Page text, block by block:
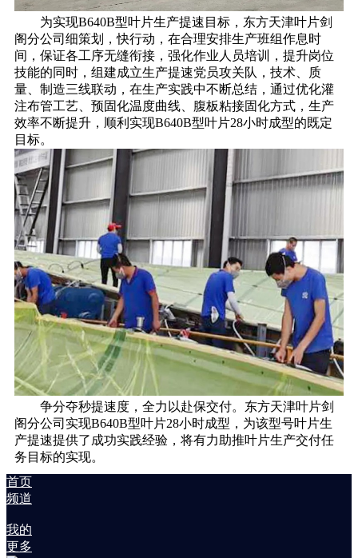
为实现B640B型叶片生产提速目标，东方天津叶片剑
阁分公司细策划，快行动，在合理安排生产班组作息时
间，保证各工序无缝衔接，强化作业人员培训，提升岗位
技能的同时，组建成立生产提速党员攻关队，技术、质
量、制造三线联动，在生产实践中不断总结，通过优化灌
注布管工艺、预固化温度曲线、腹板粘接固化方式，生产
效率不断提升，顺利实现B640B型叶片28小时成型的既定
目标。
争分夺秒提速度，全力以赴保交付。东方天津叶片剑
阁分公司实现B640B型叶片28小时成型，为该型号叶片生
产提速提供了成功实践经验，将有力助推叶片生产交付任
务目标的实现。
首页
频道
我的
更多